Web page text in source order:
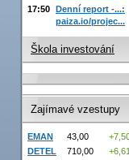
17:50 Denní report -...:
paiza.io/projec...
Škola investování
Zajímavé vzestupy
EMAN 43,00
DETEL
710,00
+6,61